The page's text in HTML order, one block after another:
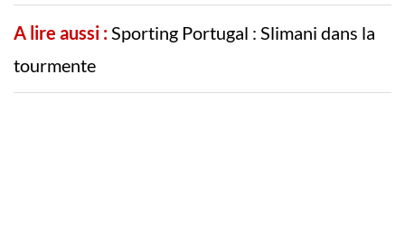
A lire aussi :Sporting Portugal : Slimani dans la
tourmente